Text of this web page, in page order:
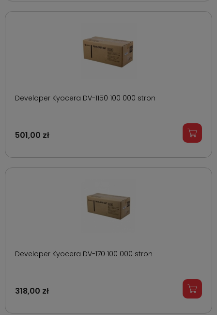
Developer Kyocera DV-1150 100 000 stron
501,00 zł
Developer Kyocera DV-170 100 000 stron
318,00 zł